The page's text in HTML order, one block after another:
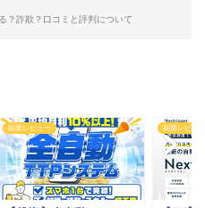
？詐欺？口コミと評判について
副業レビュー